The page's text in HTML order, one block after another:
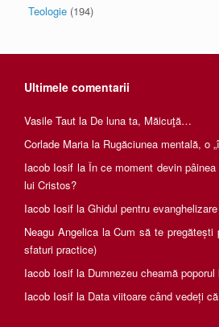
Teologie (194)
Ultimele comentarii
Vasile Taut la De luna ta, Măicuţă…
Corlade Maria la Rugăciunea mentală, o
Iacob Iosif la În ce moment devin
lui Cristos?
Iacob Iosif la Ghidul pentru
Neagu AngelicalaCum să te pregătești
sfaturi practice)
Iacob Iosif la Dumnezeu cheamă
Iacob Iosif la Data viitoare când vedeți